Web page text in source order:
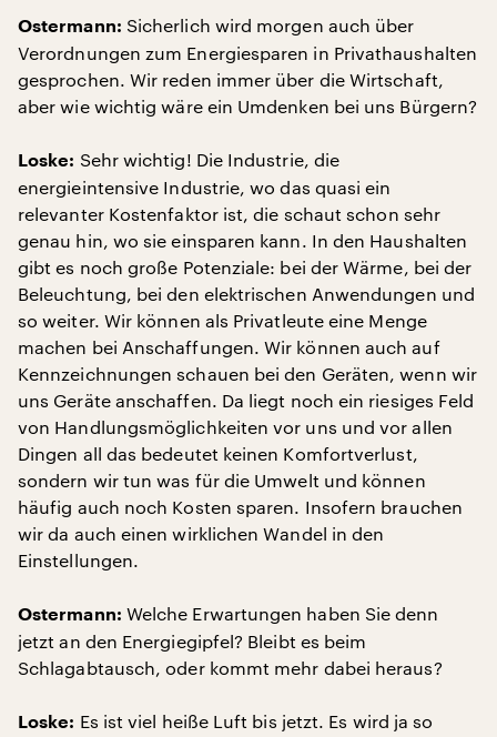
Ostermann: Sicherlich wird morgen auch über
Verordnungen zum Energiesparen in Privathaushalten
gesprochen. Wir reden immer über die Wirtschaft,
aber wie wichtig wäre ein Umdenken bei uns Bürgern?
Loske: Sehr wichtig! Die Industrie, die
energieintensive Industrie, wo das quasi ein
relevanter Kostenfaktor ist, die schaut schon sehr
genau hin, wo sie einsparen kann. In den Haushalten
gibt es noch große Potenziale: bei der Wärme, bei der
Beleuchtung, bei den elektrischen Anwendungen und
so weiter. Wir können als Privatleute eine Menge
machen bei Anschaffungen. Wir können auch auf
Kennzeichnungen schauen bei den Geräten, wenn wir
uns Geräte anschaffen. Da liegt noch ein riesiges Feld
von Handlungsmöglichkeiten vor uns und vor allen
Dingen all das bedeutet keinen Komfortverlust,
sondern wir tun was für die Umwelt und können
häufig auch noch Kosten sparen. Insofern brauchen
wir da auch einen wirklichen Wandel in den
Einstellungen.
Ostermann: Welche Erwartungen haben Sie denn
jetzt an den Energiegipfel? Bleibt es beim
Schlagabtausch, oder kommt mehr dabei heraus?
Loske: Es ist viel heiße Luft bis jetzt. Es wird ja so